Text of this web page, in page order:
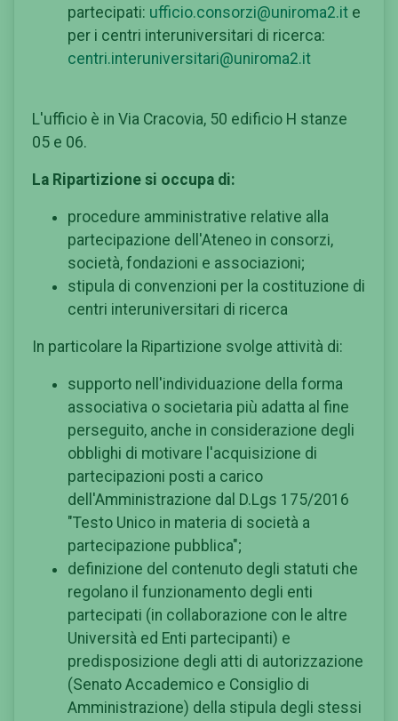
partecipati: ufficio.consorzi@uniroma2.it e
per i centri interuniversitari di ricerca:
centri.interuniversitari@uniroma2.it
L'ufficio è in Via Cracovia, 50 edificio H stanze
05 e 06.
La Ripartizione si occupa di:
procedure amministrative relative alla
partecipazione dell'Ateneo in consorzi,
società, fondazioni e associazioni;
stipula di convenzioni per la costituzione di
centri interuniversitari di ricerca
In particolare la Ripartizione svolge attività di:
supporto nell'individuazione della forma
associativa o societaria più adatta al fine
perseguito, anche in considerazione degli
obblighi di motivare l'acquisizione di
partecipazioni posti a carico
dell'Amministrazione dal D.Lgs 175/2016
"Testo Unico in materia di società a
partecipazione pubblica";
definizione del contenuto degli statuti che
regolano il funzionamento degli enti
partecipati (in collaborazione con le altre
Università ed Enti partecipanti) e
predisposizione degli atti di autorizzazione
(Senato Accademico e Consiglio di
Amministrazione) della stipula degli stessi